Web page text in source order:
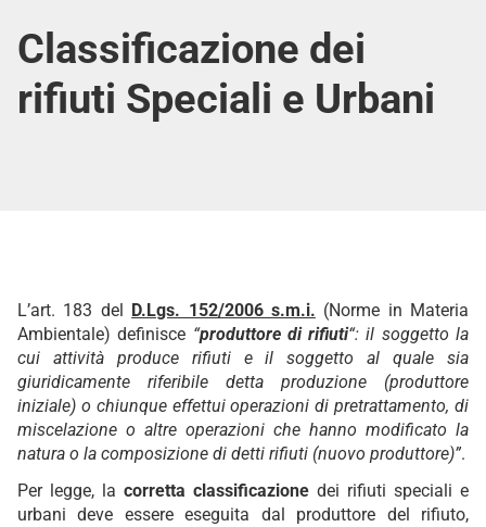
Classificazione dei
rifiuti Speciali e Urbani
L’art. 183 del D.Lgs. 152/2006 s.m.i. (Norme in Materia
Ambientale) definisce “produttore di rifiuti“: il soggetto la
cui attività produce rifiuti e il soggetto al quale sia
giuridicamente riferibile detta produzione (produttore
iniziale) o chiunque effettui operazioni di pretrattamento, di
miscelazione o altre operazioni che hanno modificato la
natura o la composizione di detti rifiuti (nuovo produttore)”.
Per legge, la corretta classificazione dei rifiuti speciali e
urbani deve essere eseguita dal produttore del rifiuto,